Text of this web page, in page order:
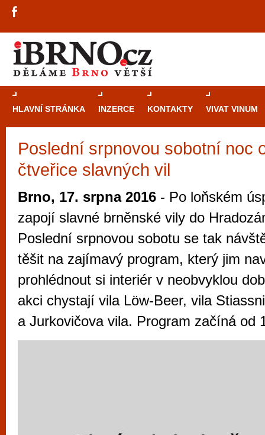
HLAVNÍ STRÁNKA INZERCE KONTAKTY VIVAT VINUM
Poslední srpnovou sobotní noc
čtveřice slavných vil
Brno, 17. srpna 2016 - Po loňském
zapojí slavné brněnské vily do
Poslední srpnovou sobotu se tak
těšit na zajímavý program, který jim
prohlédnout si interiér v neobvyklou
akci chystají vila Löw-Beer, vila
a Jurkovičova vila. Program začíná od
Průvodce
Brně: Od
Brno je
zajímavé
restaurace,
Mimo jiné je ale také místem, kde si
vyzkoušet různé kasinové hry. V
metropoli naleznete širokou nabídku her
po moderní automaty jak pro pravidelné
příležitostné hráče. V...